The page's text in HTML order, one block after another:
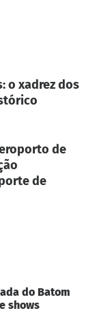
o xadrez dos
de
de
do Batom
shows